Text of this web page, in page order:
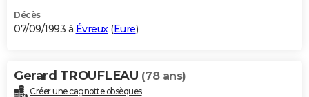
Décès
07/09/1993 à Évreux(Eure)
Gerard TROUFLEAU (78 ans)
Créer une cagnotte obsèques